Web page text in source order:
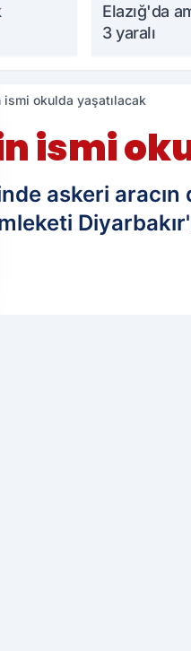
Elazığ'da
3 yaralı
ismi okulda yaşatılacak
ismi
askeri